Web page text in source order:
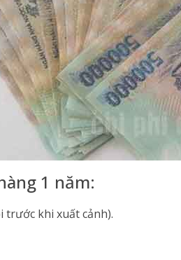
1 năm:
trước khi xuất cảnh).